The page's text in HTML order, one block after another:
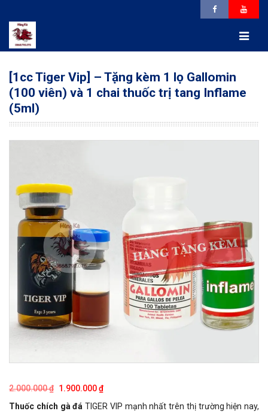
[1cc Tiger Vip] – Tặng kèm 1 lọ Gallomin
(100 viên) và 1 chai thuốc trị tang Inflame
(5ml)
2.000.000₫ 1.900.000₫
Thuốc chích gà đá TIGER VIP mạnh nhất trên thị trường hiện nay,